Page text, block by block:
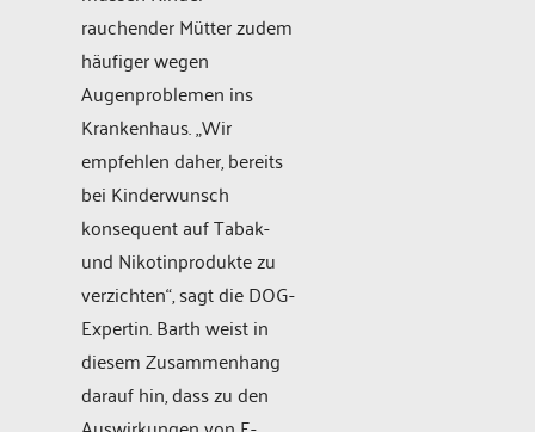
rauchender Mütter zudem
häufiger wegen
Augenproblemen ins
Krankenhaus. „Wir
empfehlen daher, bereits
bei Kinderwunsch
konsequent auf Tabak-
und Nikotinprodukte zu
verzichten“, sagt die DOG-
Expertin. Barth weist in
diesem Zusammenhang
darauf hin, dass zu den